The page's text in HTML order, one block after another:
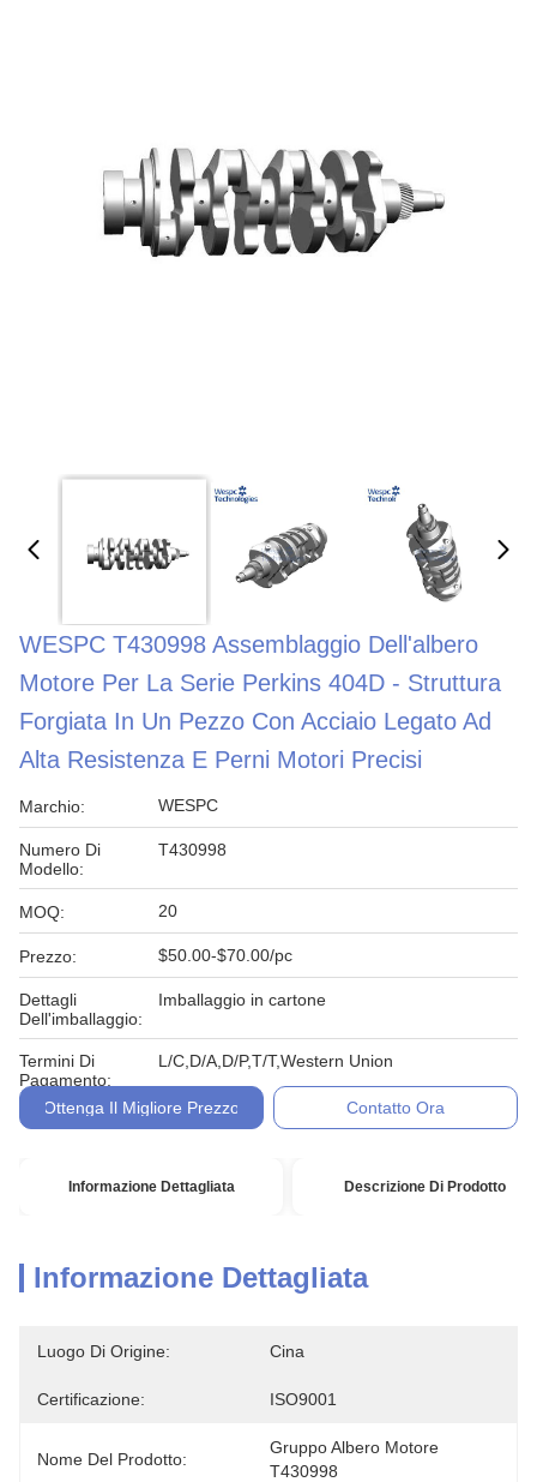
WESPC T430998 Assemblaggio Dell'albero
Motore Per La Serie Perkins 404D - Struttura
Forgiata In Un Pezzo Con Acciaio Legato Ad
Alta Resistenza E Perni Motori Precisi
Marchio: WESPC
Numero Di
Modello:
T430998
MOQ: 20
Prezzo: $50.00-$70.00/pc
Dettagli
Dell'imballaggio:
Imballaggio in cartone
Termini Di
Pagamento:
L/C,D/A,D/P,T/T,Western Union
Ottenga Il Migliore Prezzo Contatto Ora
Informazione Dettagliata Descrizione Di Prodotto
Informazione Dettagliata
Luogo Di Origine: Cina
Certificazione: ISO9001
Nome Del Prodotto:
Gruppo Albero Motore
T430998